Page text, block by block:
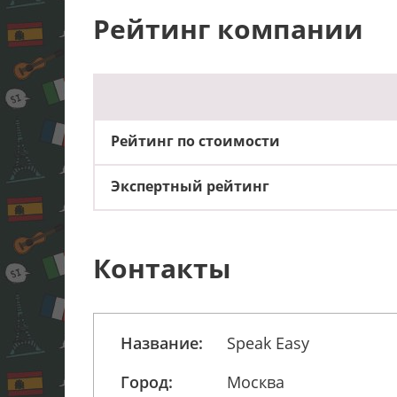
Рейтинг компании
Рейтинг по стоимости
Экспертный рейтинг
Контакты
Название:
Speak Easy
Город:
Москва